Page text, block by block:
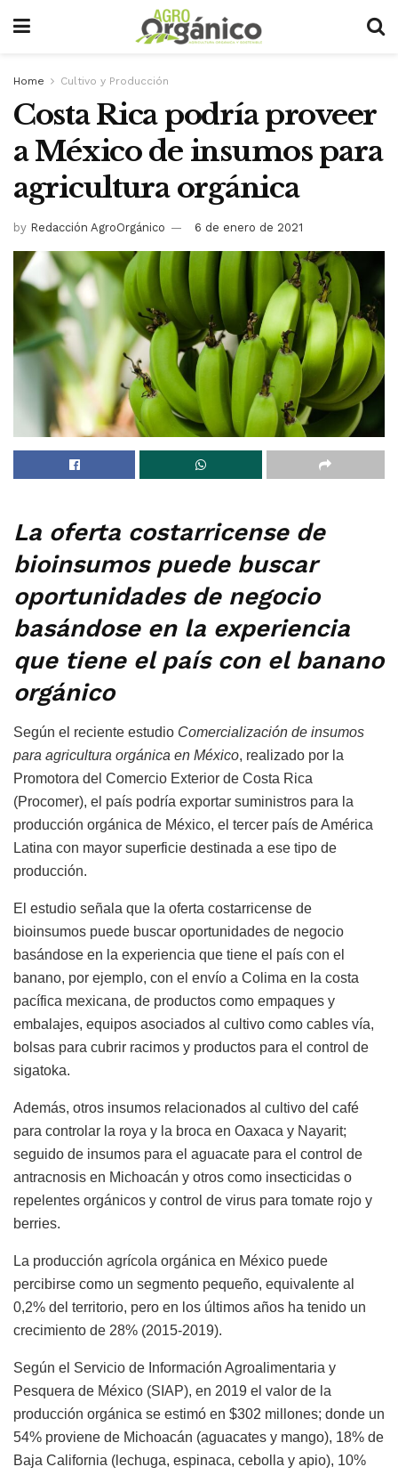
Home Cultivo y Producción
Costa Rica podría proveer
a México de insumos para
agricultura orgánica
by Redacción AgroOrgánico 6 de enero de 2021
La oferta costarricense de
bioinsumos puede buscar
oportunidades de negocio
basándose en la experiencia
que tiene el país con el banano
orgánico
Según el reciente estudio Comercialización de insumos
para agricultura orgánica en México, realizado por la
Promotora del Comercio Exterior de Costa Rica
(Procomer), el país podría exportar suministros para la
producción orgánica de México, el tercer país de América
Latina con mayor superficie destinada a ese tipo de
producción.
El estudio señala que la oferta costarricense de
bioinsumos puede buscar oportunidades de negocio
basándose en la experiencia que tiene el país con el
banano, por ejemplo, con el envío a Colima en la costa
pacífica mexicana, de productos como empaques y
embalajes, equipos asociados al cultivo como cables vía,
bolsas para cubrir racimos y productos para el control de
sigatoka.
Además, otros insumos relacionados al cultivo del café
para controlar la roya y la broca en Oaxaca y Nayarit;
seguido de insumos para el aguacate para el control de
antracnosis en Michoacán y otros como insecticidas o
repelentes orgánicos y control de virus para tomate rojo y
berries.
La producción agrícola orgánica en México puede
percibirse como un segmento pequeño, equivalente al
0,2% del territorio, pero en los últimos años ha tenido un
crecimiento de 28% (2015-2019).
Según el Servicio de Información Agroalimentaria y
Pesquera de México (SIAP), en 2019 el valor de la
producción orgánica se estimó en $302 millones; donde un
54% proviene de Michoacán (aguacates y mango), 18% de
Baja California (lechuga, espinaca, cebolla y apio), 10%